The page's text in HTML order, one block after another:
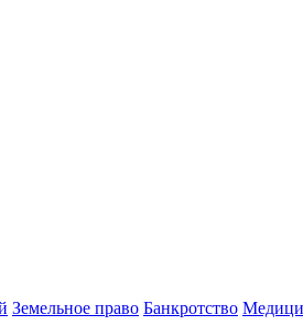
Земельное право Банкротство